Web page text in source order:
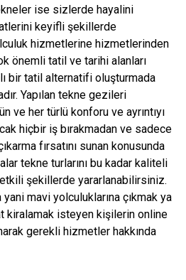
ise sizlerde hayalini
keyifli şekillerde
hizmetlerine hizmetlerinden
önemli tatil ve tarihi alanları
bir tatil alternatifi oluşturmada
Yapılan tekne gezileri
ve her türlü konforu ve ayrıntıyı
hiçbir iş bırakmadan ve sadece
fırsatını sunan konusunda
tekne turlarını bu kadar kaliteli
şekillerde yararlanabilirsiniz.
mavi yolculuklarına çıkmak ya
kiralamak isteyen kişilerin online
gerekli hizmetler hakkında